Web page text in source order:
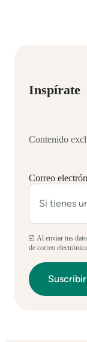
Inspírate
Contenido
Correo
☑️ Al enviar tus
de correo